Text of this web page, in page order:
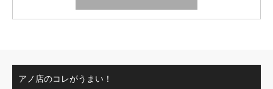
アノ店のコレがうまい！